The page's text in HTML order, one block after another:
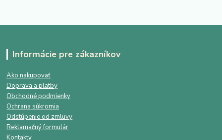
Informácie pre zákazníkov
Ako nakupovať
Doprava a platby
Obchodné podmienky
Ochrana súkromia
Odstúpenie od zmluvy
Reklamačný formulár
Kontakty